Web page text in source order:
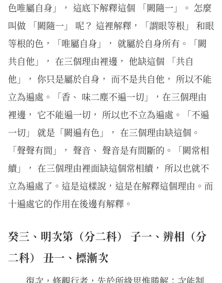
色唯屬自身」， 這底下解釋這個 「闕隨一」。 怎麼
叫做 「闕隨一」 呢？ 這裡解釋，「謂眼等根」 和眼
等根的色，「唯屬自身」， 就屬於自身所有。「闕
共自他」， 在三個理由裡邊， 他缺這個 「共自
他」， 你只是屬於自身， 而不是共自他， 所以不能
立為遍處。「香、 味二塵不遍一切」，在三個理由
裡邊， 它不能遍一切， 所以也不立為遍處。「不遍
一切」 就是「闕遍有色」， 在三個理由缺這個。
「聲聲有間」， 聲音、 聲音是有間斷的。「闕常相
續」， 在三個理由裡面缺這個常相續， 所以也就不
立為遍處了。這是這樣說，這是在解釋這個理由。而
十遍處它的作用在後邊有解釋。
癸三、明次第（分二科） 子一、辨相（分
二科） 丑一、標漸次